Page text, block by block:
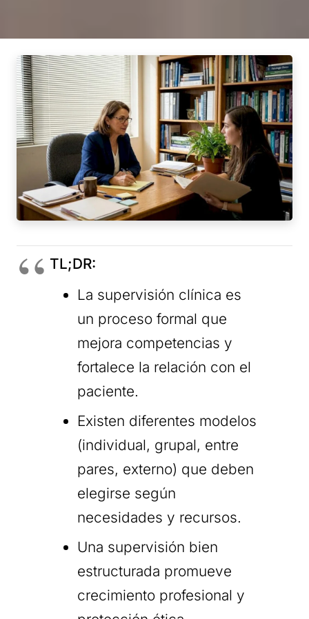
TL;DR:
La supervisión clínica es
un proceso formal que
mejora competencias y
fortalece la relación con el
paciente.
Existen diferentes modelos
(individual, grupal, entre
pares, externo) que deben
elegirse según
necesidades y recursos.
Una supervisión bien
estructurada promueve
crecimiento profesional y